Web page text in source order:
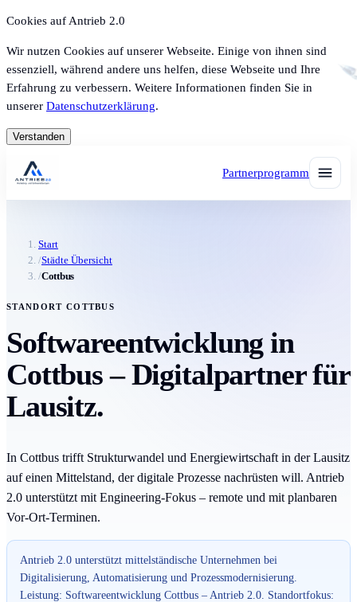
Cookies auf Antrieb 2.0
Wir nutzen Cookies auf unserer Webseite. Einige von ihnen sind
essenziell, während andere uns helfen, diese Webseite und Ihre
Erfahrung zu verbessern. Weitere Informationen finden Sie in
unserer Datenschutzerklärung.
Verstanden
Partnerprogramm
Start
/Städte Übersicht
/Cottbus
STANDORT COTTBUS
Softwareentwicklung in
Cottbus – Digitalpartner für
Lausitz.
In Cottbus trifft Strukturwandel und Energiewirtschaft in der Lausitz
auf einen Mittelstand, der digitale Prozesse nachrüsten will. Antrieb
2.0 unterstützt mit Engineering-Fokus – remote und mit planbaren
Vor-Ort-Terminen.
Antrieb 2.0 unterstützt mittelständische Unternehmen bei
Digitalisierung, Automatisierung und Prozessmodernisierung.
Leistung: Softwareentwicklung Cottbus – Antrieb 2.0. Standortfokus: